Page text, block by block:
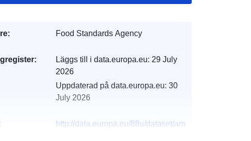
Food Standards Agency
Läggs till i data.europa.eu: 29 July
2026
Uppdaterad på data.europa.eu: 30
July 2026
http://data.europa.eu/88u/dataset/am